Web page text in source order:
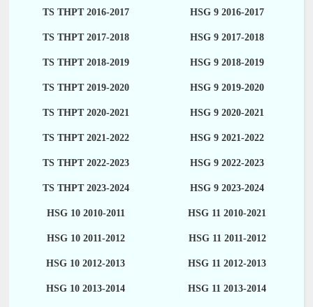
TS THPT 2016-2017 HSG 9 2016-2017
TS THPT 2017-2018 HSG 9 2017-2018
TS THPT 2018-2019 HSG 9 2018-2019
TS THPT 2019-2020 HSG 9 2019-2020
TS THPT 2020-2021 HSG 9 2020-2021
TS THPT 2021-2022 HSG 9 2021-2022
TS THPT 2022-2023 HSG 9 2022-2023
TS THPT 2023-2024 HSG 9 2023-2024
HSG 10 2010-2011 HSG 11 2010-2021
HSG 10 2011-2012 HSG 11 2011-2012
HSG 10 2012-2013 HSG 11 2012-2013
HSG 10 2013-2014 HSG 11 2013-2014